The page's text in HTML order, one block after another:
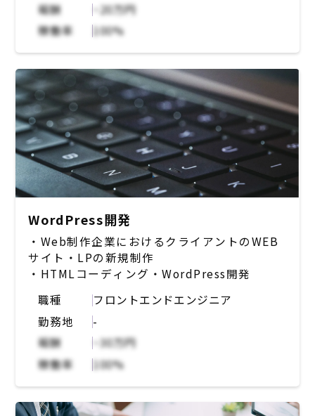
【担当領域】
フロントエンドに集中いただくことも、フルス
タック的に活躍いだだくことも可能。サーバー
サイドメインがご希望の方はそのようなご相談
も可能。現時点のスキルと挑戦したいこと、そ
して開発状況を鑑み、多様な形での開発の場を
提供。
【テクノロジースタック】
- サーバーサイド：Python
- フロントエンド：JavaScript / TypeScript
/ Angular
- データベース：Amazon DynamoDB
- ツール：Slack / GitHub / CircleCI"
報酬
~20万円
稼働率
100%
WordPress開発
・Web制作企業におけるクライアントのWEB
サイト・LPの新規制作
・HTMLコーディング・WordPress開発
職種
フロントエンドエンジニア
勤務地
-
報酬
~30万円
稼働率
100%